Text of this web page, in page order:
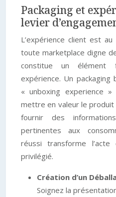
Packaging et
levier
L’expérience client est
toute marketplace digne
constitue un élément
expérience. Un
« unboxing experience
mettre en valeur le
fournir des
pertinentes aux
réussi transforme l’acte
privilégié.
Création d’un
Soignez la